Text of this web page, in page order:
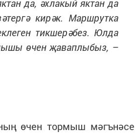
да, әхлакый яктан да
кирәк. Маршрутка
тикшерәбез. Юлда
өчен җаваплыбыз, –
өчен тормыш